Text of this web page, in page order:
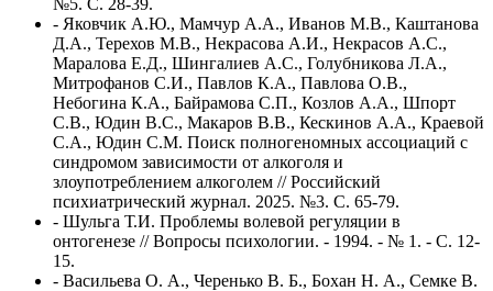
- Яковчик А.Ю., Мамчур А.А., Иванов М.В., Каштанова
Д.А., Терехов М.В., Некрасова А.И., Некрасов А.С.,
Маралова Е.Д., Шингалиев А.С., Голубникова Л.А.,
Митрофанов С.И., Павлов К.А., Павлова О.В.,
Небогина К.А., Байрамова С.П., Козлов А.А., Шпорт
С.В., Юдин В.С., Макаров В.В., Кескинов А.А., Краевой
С.А., Юдин С.М. Поиск полногеномных ассоциаций с
синдромом зависимости от алкоголя и
злоупотреблением алкоголем // Российский
психиатрический журнал. 2025. №3. С. 65-79.
- Шульга Т.И. Проблемы волевой регуляции в
онтогенезе // Вопросы психологии. - 1994. - № 1. - С. 12-
15.
- Васильева О. А., Черенько В. Б., Бохан Н. А., Семке В.